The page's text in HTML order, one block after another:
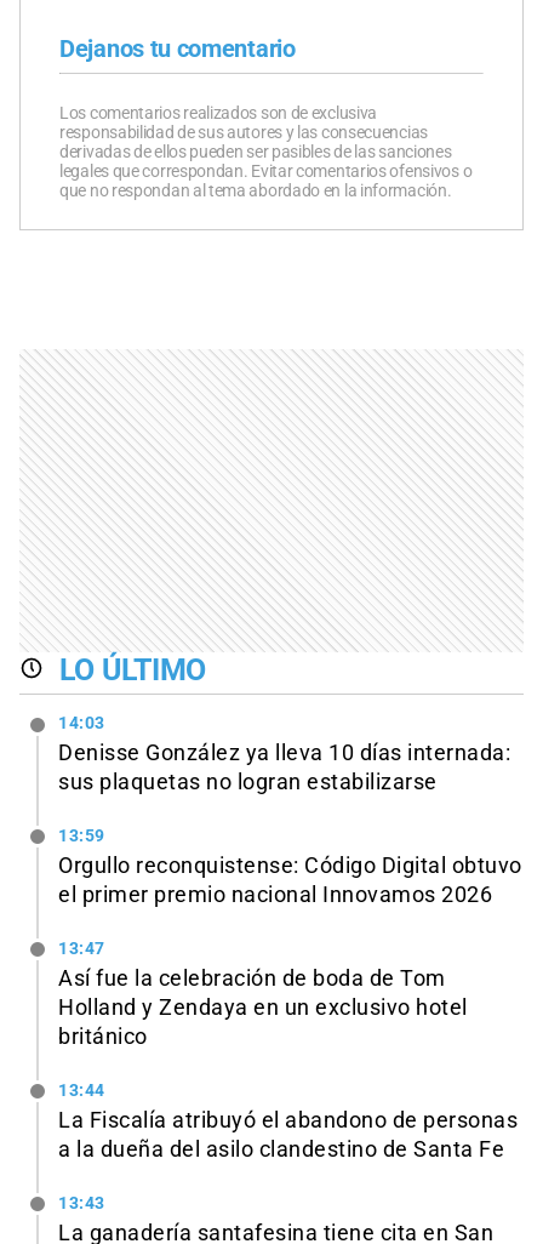
Dejanos tu comentario
Los comentarios realizados son de exclusiva
responsabilidad de sus autores y las consecuencias
derivadas de ellos pueden ser pasibles de las sanciones
legales que correspondan. Evitar comentarios ofensivos o
que no respondan al tema abordado en la información.
LO ÚLTIMO
14:03
Denisse González ya lleva 10 días internada:
sus plaquetas no logran estabilizarse
13:59
Orgullo reconquistense: Código Digital obtuvo
el primer premio nacional Innovamos 2026
13:47
Así fue la celebración de boda de Tom
Holland y Zendaya en un exclusivo hotel
británico
13:44
La Fiscalía atribuyó el abandono de personas
a la dueña del asilo clandestino de Santa Fe
13:43
La ganadería santafesina tiene cita en San